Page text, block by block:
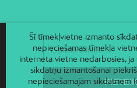
Šī tīmekļvietne izmanto
nepieciešamas tīmekļa
interneta vietne nedarbosies,
sīkdatņu izmantošanai
nepieciešamajām sīkdatnēm